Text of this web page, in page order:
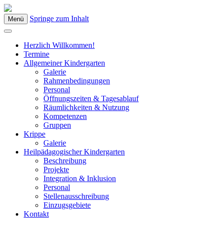
Kindergarten Bad Blumau
Menü Springe zum Inhalt
Herzlich Willkommen!
Termine
Allgemeiner Kindergarten
Galerie
Rahmenbedingungen
Personal
Öffnungszeiten & Tagesablauf
Räumlichkeiten & Nutzung
Kompetenzen
Gruppen
Krippe
Galerie
Heilpädagogischer Kindergarten
Beschreibung
Projekte
Integration & Inklusion
Personal
Stellenausschreibung
Einzugsgebiete
Kontakt